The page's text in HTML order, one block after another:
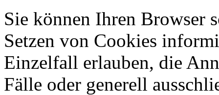
Sie können Ihren Browser
Setzen von Cookies
Einzelfall erlauben, die
Fälle oder generell